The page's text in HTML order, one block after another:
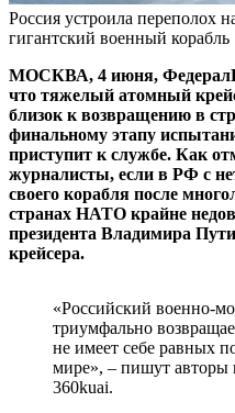
Россия устроила переполох
гигантский военный корабль
МОСКВА, 4 июня,
что тяжелый атомный
близок к возвращению в
финальному этапу
приступит к службе. Как
журналисты, если в РФ с
своего корабля после
странах НАТО крайне
президента Владимира
крейсера.
«Российский военно-
триумфально
не имеет себе равных
мире», – пишут авторы
360kuai.